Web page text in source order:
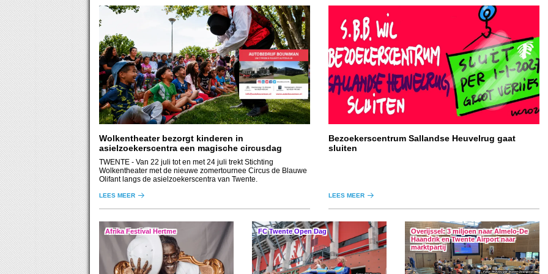
Wolkentheater bezorgt kinderen in
asielzoekerscentra een magische circusdag
TWENTE - Van 22 juli tot en met 24 juli trekt Stichting
Wolkentheater met de nieuwe zomertournee Circus de Blauwe
Olifant langs de asielzoekerscentra van Twente.
LEES MEER
Bezoekerscentrum Sallandse Heuvelrug gaat
sluiten
LEES MEER
Afrika Festival Hertme FC Twente Open Dag
Overijssel: 3 miljoen naar Almelo-De
Haandrik en Twente Airport naar
marktpartij
Provinciale Staten Overijssel